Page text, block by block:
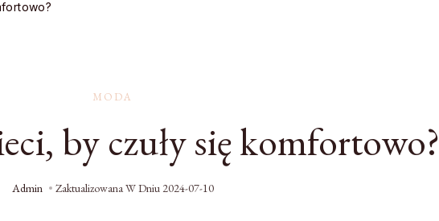
MODA
by czuły się komfortowo?
Admin Zaktualizowana W Dniu 2024-07-10